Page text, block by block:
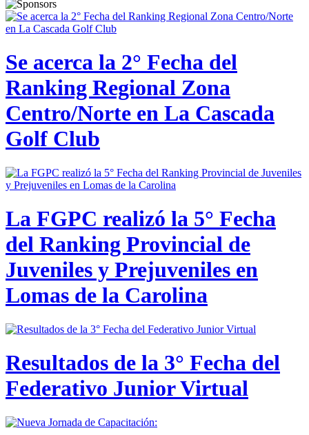
Se acerca la 2° Fecha del
Ranking Regional Zona
Centro/Norte en La Cascada
Golf Club
La FGPC realizó la 5° Fecha
del Ranking Provincial de
Juveniles y Prejuveniles en
Lomas de la Carolina
Resultados de la 3° Fecha del
Federativo Junior Virtual